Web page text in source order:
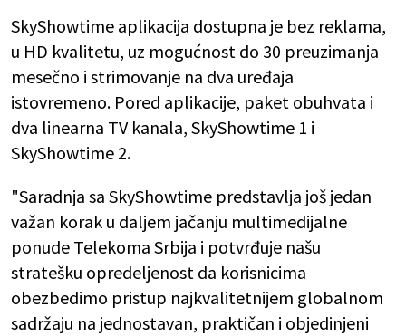
SkyShowtime aplikacija dostupna je bez reklama,
u HD kvalitetu, uz mogućnost do 30 preuzimanja
mesečno i strimovanje na dva uređaja
istovremeno. Pored aplikacije, paket obuhvata i
dva linearna TV kanala, SkyShowtime 1 i
SkyShowtime 2.
"Saradnja sa SkyShowtime predstavlja još jedan
važan korak u daljem jačanju multimedijalne
ponude Telekoma Srbija i potvrđuje našu
stratešku opredeljenost da korisnicima
obezbedimo pristup najkvalitetnijem globalnom
sadržaju na jednostavan, praktičan i objedinjeni